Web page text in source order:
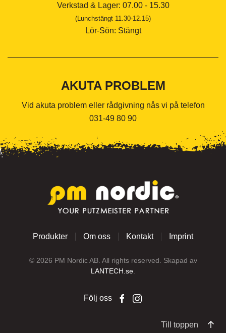
Verkstad & Lager: 07.00 - 15.30
(Lunchstängt 11.30-12.15)
Lör-Sön: Stängt
AKUTA PROBLEM
Vid akuta problem eller rådgivning nås vi på telefon
031-49 80 90
Produkter Om oss Kontakt Imprint
© 2026 PM Nordic AB. All rights reserved. Skapad av
LANTECH.se
Följ oss
Till toppen